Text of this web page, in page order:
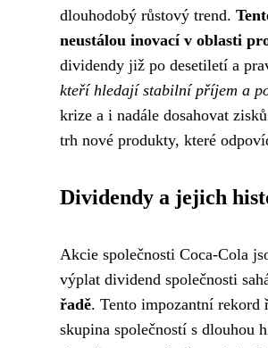
dlouhodobý růstový trend.
neustálou inovací v oblasti
dividendy již po desetiletí a
kteří hledají stabilní příjem a
krize a i nadále dosahovat
trh nové produkty, které
Dividendy a jejich
Akcie společnosti Coca-Cola
výplat dividend společnosti
řadě. Tento impozantní
skupina společností s dlouhou